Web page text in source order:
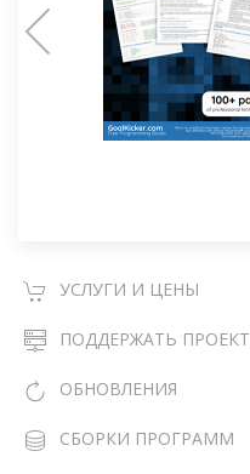
УСЛУГИ И ЦЕНЫ
ПОДДЕРЖАТЬ ПРОЕКТ
ОБНОВЛЕНИЯ
СБОРКИ ПРОГРАММ